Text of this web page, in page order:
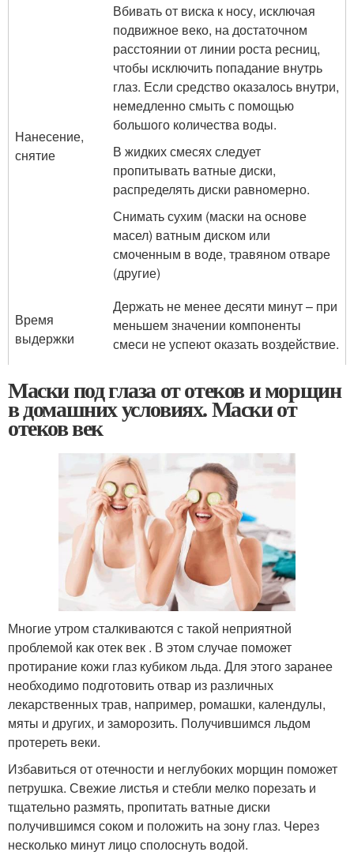
Нанесение,
снятие
Вбивать от виска к носу, исключая
подвижное веко, на достаточном
расстоянии от линии роста ресниц,
чтобы исключить попадание внутрь
глаз. Если средство оказалось внутри,
немедленно смыть с помощью
большого количества воды.
В жидких смесях следует
пропитывать ватные диски,
распределять диски равномерно.
Снимать сухим (маски на основе
масел) ватным диском или
смоченным в воде, травяном отваре
(другие)
Время
выдержки
Держать не менее десяти минут – при
меньшем значении компоненты
смеси не успеют оказать воздействие.
Маски под глаза от отеков и морщин
в домашних условиях. Маски от
отеков век
Многие утром сталкиваются с такой неприятной
проблемой как отек век . В этом случае поможет
протирание кожи глаз кубиком льда. Для этого заранее
необходимо подготовить отвар из различных
лекарственных трав, например, ромашки, календулы,
мяты и других, и заморозить. Получившимся льдом
протереть веки.
Избавиться от отечности и неглубоких морщин поможет
петрушка. Свежие листья и стебли мелко порезать и
тщательно размять, пропитать ватные диски
получившимся соком и положить на зону глаз. Через
несколько минут лицо сполоснуть водой.